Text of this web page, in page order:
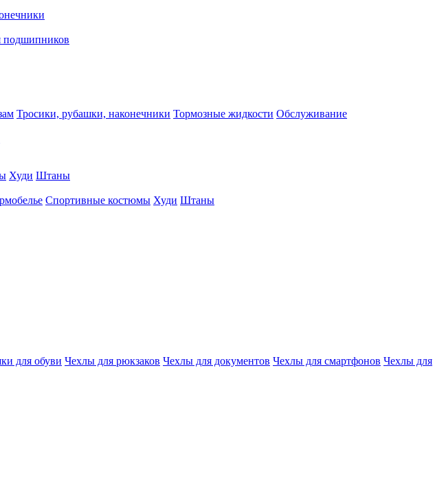
подшипников
Тросики, рубашки, наконечники Тормозные жидкости Обслуживание
Худи Штаны
Спортивные костюмы Худи Штаны
для обуви Чехлы для рюкзаков Чехлы для документов Чехлы для смартфонов Чехлы для